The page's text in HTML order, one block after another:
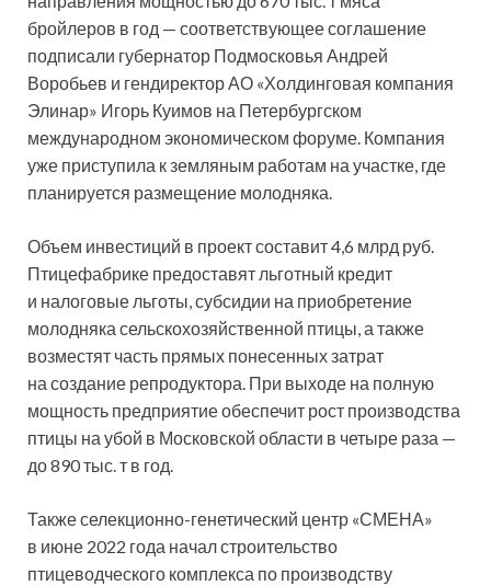
бройлеров в год — соответствующее соглашение
подписали губернатор Подмосковья Андрей
Воробьев и гендиректор АО «Холдинговая компания
Элинар» Игорь Куимов на Петербургском
международном экономическом форуме. Компания
уже приступила к земляным работам на участке, где
планируется размещение молодняка.
Объем инвестиций в проект составит 4,6 млрд руб.
Птицефабрике предоставят льготный кредит
и налоговые льготы, субсидии на приобретение
молодняка сельскохозяйственной птицы, а также
возместят часть прямых понесенных затрат
на создание репродуктора. При выходе на полную
мощность предприятие обеспечит рост производства
птицы на убой в Московской области в четыре раза —
до 890 тыс. т в год.
Также селекционно-генетический центр «СМЕНА»
в июне 2022 года начал строительство
птицеводческого комплекса по производству